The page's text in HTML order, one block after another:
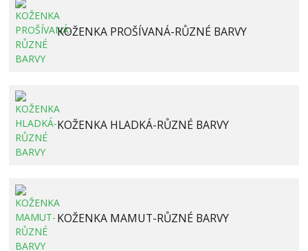
KOŽENKA PROŠÍVANÁ-RŮZNÉ BARVY
KOŽENKA HLADKÁ-RŮZNÉ BARVY
KOŽENKA MAMUT-RŮZNÉ BARVY